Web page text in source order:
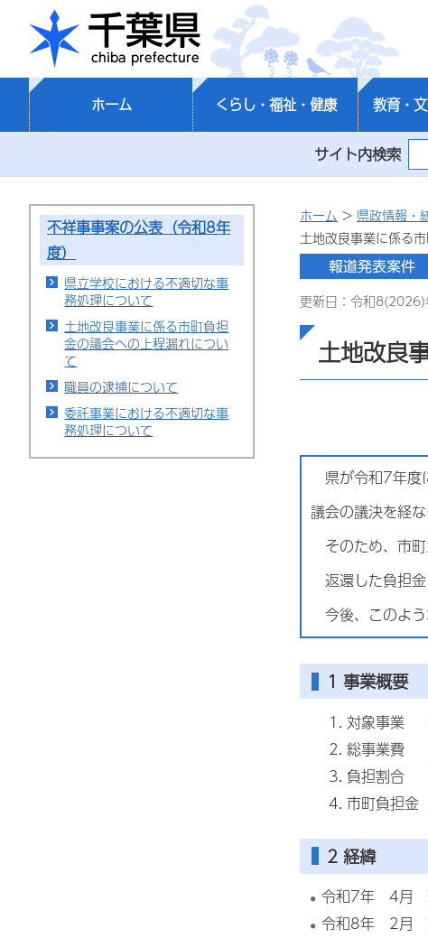
千葉県
ホーム くらし・福祉・健康 教育・
サイト内検索
不祥事事案の公表（令和8年
度）
県立学校における不適切な事
務処理について
土地改良事業に係る市町負担
金の議会への上程漏れについ
て
職員の逮捕について
委託事業における不適切な事
務処理について
ホーム > 県政情報・
土地改良事業に係る
更新日：令和
土地改良
県が令和7年度
議会の議決を経
そのため、市町
返還した負担
今後、このよう
1 事業概要
対象事業
総事業費
負担割合
市町負担
2 経緯
令和7年 4月
令和8年 2月